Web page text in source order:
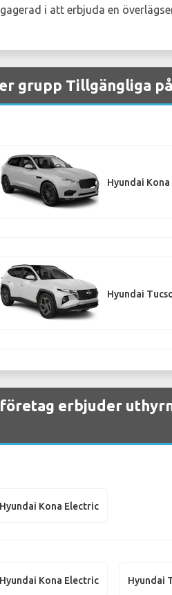
i att erbjuda en
grupp Tillgängliga
Hyundai
Hyundai
erbjuder
Hyundai Kona Electric
Hyundai Kona Electric Hyundai